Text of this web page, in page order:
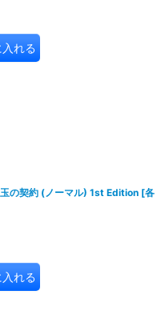
れる
の契約 (ノーマル) 1st Edition [各
れる